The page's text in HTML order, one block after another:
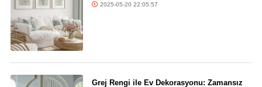
2025-05-20 22:05:57
Grej Rengi ile Ev Dekorasyonu: Zamansız